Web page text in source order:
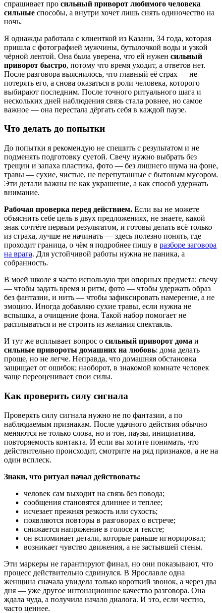
спрашивает про сильный приворот любимого человека
сильные способы, а внутри хочет лишь снять одиночество на
ночь.
Я однажды работала с клиенткой из Казани, 34 года, которая
пришла с фотографией мужчины, бутылочкой воды и узкой
чёрной лентой. Она была уверена, что ей нужен сильный
приворот быстро, потому что время уходит, а ответов нет.
После разговора выяснилось, что главный её страх — не
потерять его, а снова оказаться в роли человека, которого
выбирают последним. После точного ритуального шага и
нескольких дней наблюдения связь стала ровнее, но самое
важное — она перестала дёргать себя в каждой паузе.
Что делать до попытки
До попытки я рекомендую не спешить с результатом и не
подменять подготовку суетой. Свечу нужно выбрать без
трещин и запаха пластика, фото — без лишнего шума на фоне,
травы — сухие, чистые, не перепутанные с бытовым мусором.
Эти детали важны не как украшение, а как способ удержать
внимание.
Рабочая проверка перед действием. Если вы не можете
объяснить себе цель в двух предложениях, не знаете, какой
знак сочтёте первым результатом, и готовы делать всё только
из страха, лучше не начинать — здесь полезно понять, где
проходит граница, о чём я подробнее пишу в разборе заговора
на врага. Для устойчивой работы нужна не паника, а
собранность.
В моей школе я часто использую три опорных предмета: свечу
— чтобы задать время и ритм, фото — чтобы удержать образ
без фантазии, и нить — чтобы зафиксировать намерение, а не
эмоцию. Иногда добавляю сухие травы, если нужна не
вспышка, а очищение фона. Такой набор помогает не
расплываться и не строить из желания спектакль.
И тут же всплывает вопрос о сильный приворот дома и
сильные привороты домашних на любовь: дома делать
проще, но не легче. Неправда, что домашняя обстановка
защищает от ошибок; наоборот, в знакомой комнате человек
чаще переоценивает свои силы.
Как проверить силу сигнала
Проверять силу сигнала нужно не по фантазии, а по
наблюдаемым признакам. После удачного действия обычно
меняются не только слова, но и тон, паузы, инициатива,
повторяемость контакта. И если вы хотите понимать, что
действительно происходит, смотрите на ряд признаков, а не на
один всплеск.
Знаки, что ритуал начал действовать:
человек сам выходит на связь без повода;
сообщения становятся длиннее и теплее;
исчезает прежняя резкость или сухость;
появляются повторы в разговорах о встрече;
снижается напряжение в голосе и тексте;
он вспоминает детали, которые раньше игнорировал;
возникает чувство движения, а не застывшей стены.
Эти маркеры не гарантируют финал, но они показывают, что
процесс действительно сдвинулся. В Ярославле одна
женщина сначала увидела только короткий звонок, а через два
дня — уже другое интонационное качество разговора. Она
ждала чуда, а получила начало диалога. И это, если честно,
часто ценнее.